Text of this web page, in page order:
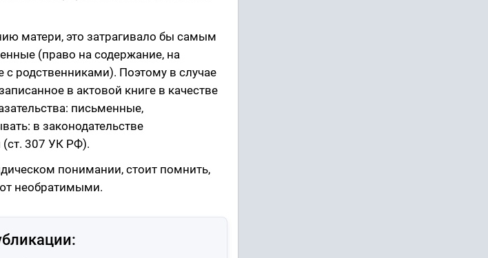
матери, это затрагивало бы самым
(право на содержание, на
родственниками). Поэтому в случае
в актовой книге в качестве
письменные,
в законодательстве
(ст. 307 УК РФ).
понимании, стоит помнить,
необратимыми.